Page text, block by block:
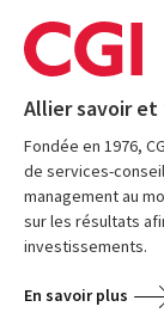
Allier savoir et
Fondée en 1976,
de services-
management au
sur les résultats
investissements.
En savoir plus